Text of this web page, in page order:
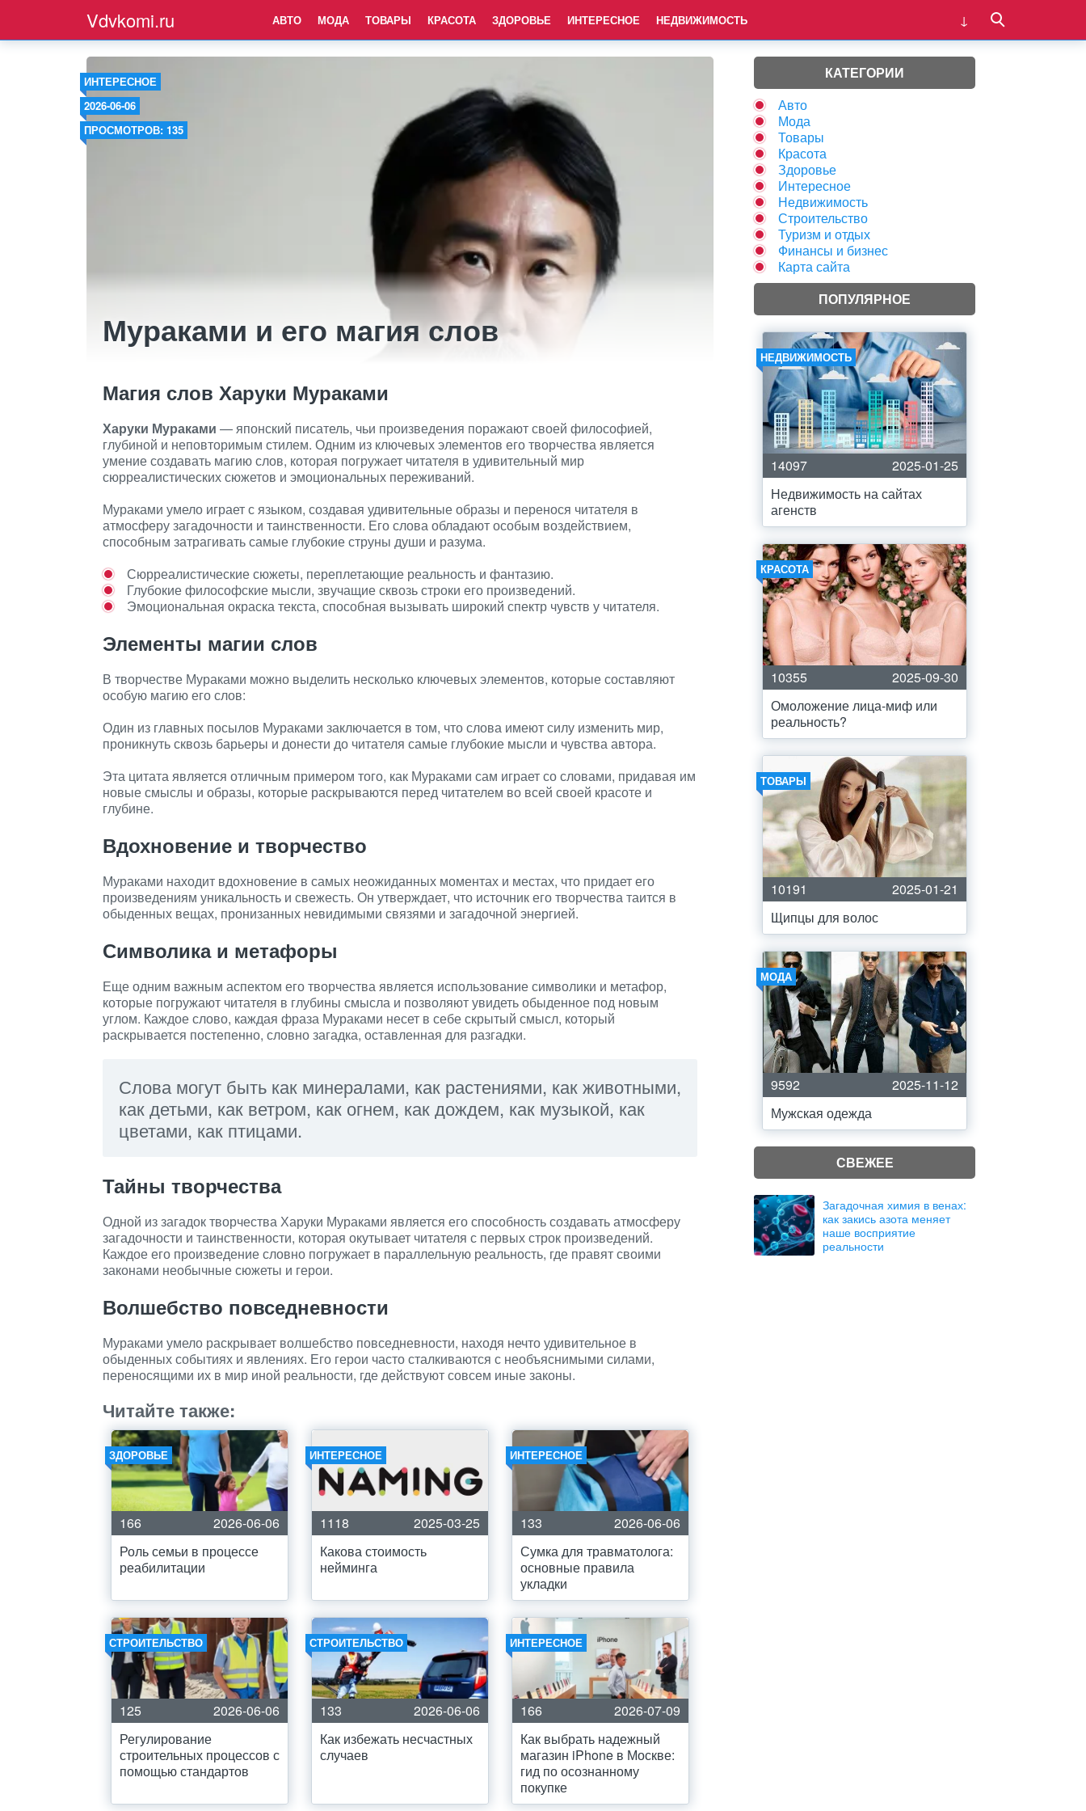
Vdvkomi.ru АВТО МОДА ТОВАРЫ КРАСОТА ЗДОРОВЬЕ ИНТЕРЕСНОЕ НЕДВИЖИМОСТЬ
ИНТЕРЕСНОЕ
2026-06-06
ПРОСМОТРОВ: 135
Мураками и его магия слов
Магия слов Харуки Мураками
Харуки Мураками — японский писатель, чьи произведения поражают своей философией,
глубиной и неповторимым стилем. Одним из ключевых элементов его творчества является
умение создавать магию слов, которая погружает читателя в удивительный мир
сюрреалистических сюжетов и эмоциональных переживаний.
Мураками умело играет с языком, создавая удивительные образы и перенося читателя в
атмосферу загадочности и таинственности. Его слова обладают особым воздействием,
способным затрагивать самые глубокие струны души и разума.
Сюрреалистические сюжеты, переплетающие реальность и фантазию.
Глубокие философские мысли, звучащие сквозь строки его произведений.
Эмоциональная окраска текста, способная вызывать широкий спектр чувств у читателя.
Элементы магии слов
В творчестве Мураками можно выделить несколько ключевых элементов, которые составляют
особую магию его слов:
Один из главных посылов Мураками заключается в том, что слова имеют силу изменить мир,
проникнуть сквозь барьеры и донести до читателя самые глубокие мысли и чувства автора.
Эта цитата является отличным примером того, как Мураками сам играет со словами, придавая им
новые смыслы и образы, которые раскрываются перед читателем во всей своей красоте и
глубине.
Вдохновение и творчество
Мураками находит вдохновение в самых неожиданных моментах и местах, что придает его
произведениям уникальность и свежесть. Он утверждает, что источник его творчества таится в
обыденных вещах, пронизанных невидимыми связями и загадочной энергией.
Символика и метафоры
Еще одним важным аспектом его творчества является использование символики и метафор,
которые погружают читателя в глубины смысла и позволяют увидеть обыденное под новым
углом. Каждое слово, каждая фраза Мураками несет в себе скрытый смысл, который
раскрывается постепенно, словно загадка, оставленная для разгадки.
Слова могут быть как минералами, как растениями, как животными,
как детьми, как ветром, как огнем, как дождем, как музыкой, как
цветами, как птицами.
Тайны творчества
Одной из загадок творчества Харуки Мураками является его способность создавать атмосферу
загадочности и таинственности, которая окутывает читателя с первых строк произведений.
Каждое его произведение словно погружает в параллельную реальность, где правят своими
законами необычные сюжеты и герои.
Волшебство повседневности
Мураками умело раскрывает волшебство повседневности, находя нечто удивительное в
обыденных событиях и явлениях. Его герои часто сталкиваются с необъяснимыми силами,
переносящими их в мир иной реальности, где действуют совсем иные законы.
Читайте также:
ЗДОРОВЬЕ
166
2026-06-06
Роль семьи в процессе
реабилитации
ИНТЕРЕСНОЕ
1118
2025-03-25
Какова стоимость
нейминга
ИНТЕРЕСНОЕ
133
2026-06-06
Сумка для травматолога:
основные правила
укладки
СТРОИТЕЛЬСТВО
125
2026-06-06
Регулирование
строительных процессов с
помощью стандартов
СТРОИТЕЛЬСТВО
133
2026-06-06
Как избежать несчастных
случаев
ИНТЕРЕСНОЕ
166
2026-07-09
Как выбрать надежный
магазин iPhone в Москве:
гид по осознанному
покупке
КАТЕГОРИИ
Авто
Мода
Товары
Красота
Здоровье
Интересное
Недвижимость
Строительство
Туризм и отдых
Финансы и бизнес
Карта сайта
ПОПУЛЯРНОЕ
НЕДВИЖИМОСТЬ
14097
2025-01-25
Недвижимость на сайтах
агенств
КРАСОТА
10355
2025-09-30
Омоложение лица-миф или
реальность?
ТОВАРЫ
10191
2025-01-21
Щипцы для волос
МОДА
9592
2025-11-12
Мужская одежда
СВЕЖЕЕ
Загадочная химия в венах:
как закись азота меняет
наше восприятие
реальности